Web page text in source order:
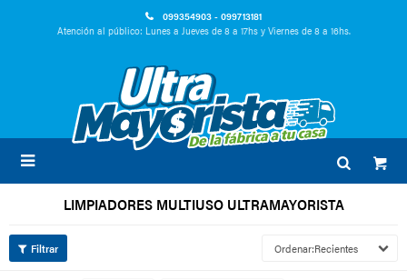
099354903 - 099713181
Atención al público: Lunes a Jueves de 8 a 17hs y Viernes de 8 a 16hs.

LIMPIADORES MULTIUSO ULTRAMAYORISTA
Recientes